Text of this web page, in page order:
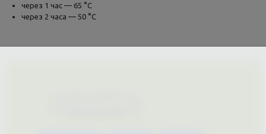
через 1 час — 65 °С
через 2 часа — 50 °С